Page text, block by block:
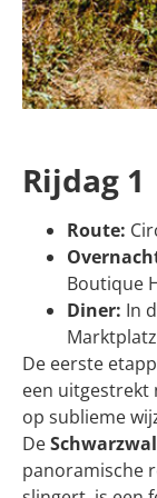
Rijdag 1
Route:
Boutique
Diner: In
De eerste
een uitgestrekt
op sublieme
De
panoramische